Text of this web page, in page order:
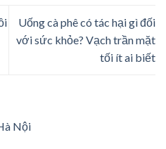
Uống cà phê có tác hại gì đối
với sức khỏe? Vạch trần mặt
tối ít ai biết
Nội